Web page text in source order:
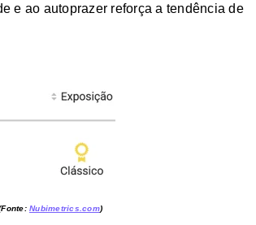
e ao autoprazer reforça a tendência de
(Fonte: Nubimetrics.com)